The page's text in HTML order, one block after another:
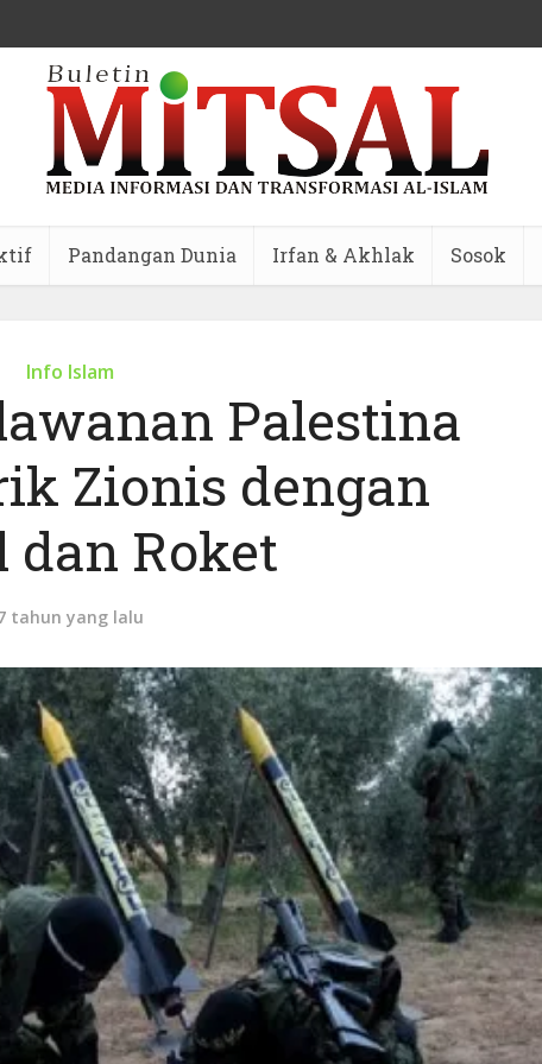
Pandangan Dunia Irfan & Akhlak Sosok
Info Islam
Palestina
Zionis dengan
dan Roket
tahun yang lalu